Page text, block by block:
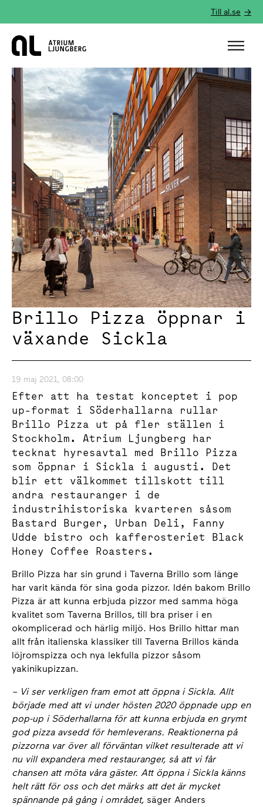
Till al.se
Hem
Brillo Pizza öppnar i
växande Sickla
19 maj 2021, 08:00
Efter att ha testat konceptet i pop
up-format i Söderhallarna rullar
Brillo Pizza ut på fler ställen i
Stockholm. Atrium Ljungberg har
tecknat hyresavtal med Brillo Pizza
som öppnar i Sickla i augusti. Det
blir ett välkommet tillskott till
andra restauranger i de
industrihistoriska kvarteren såsom
Bastard Burger, Urban Deli, Fanny
Udde bistro och kafferosteriet Black
Honey Coffee Roasters.
Brillo Pizza har sin grund i Taverna Brillo som länge
har varit kända för sina goda pizzor. Idén bakom Brillo
Pizza är att kunna erbjuda pizzor med samma höga
kvalitet som Taverna Brillos, till bra priser i en
okomplicerad och härlig miljö. Hos Brillo hittar man
allt från italienska klassiker till Taverna Brillos kända
löjromspizza och nya lekfulla pizzor såsom
yakinikupizzan.
– Vi ser verkligen fram emot att öppna i Sickla. Allt
började med att vi under hösten 2020 öppnade upp en
pop-up i Söderhallarna för att kunna erbjuda en grymt
god pizza avsedd för hemleverans. Reaktionerna på
pizzorna var över all förväntan vilket resulterade att vi
nu vill expandera med restauranger, så att vi får
chansen att möta våra gäster. Att öppna i Sickla känns
helt rätt för oss och det märks att det är mycket
spännande på gång i området, säger Anders